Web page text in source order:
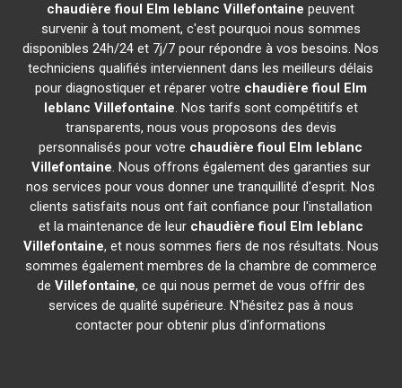
chaudière fioul Elm leblanc Villefontaine peuvent
survenir à tout moment, c'est pourquoi nous sommes
disponibles 24h/24 et 7j/7 pour répondre à vos besoins. Nos
techniciens qualifiés interviennent dans les meilleurs délais
pour diagnostiquer et réparer votre chaudière fioul Elm
leblanc Villefontaine. Nos tarifs sont compétitifs et
transparents, nous vous proposons des devis
personnalisés pour votre chaudière fioul Elm leblanc
Villefontaine. Nous offrons également des garanties sur
nos services pour vous donner une tranquillité d'esprit. Nos
clients satisfaits nous ont fait confiance pour l'installation
et la maintenance de leur chaudière fioul Elm leblanc
Villefontaine, et nous sommes fiers de nos résultats. Nous
sommes également membres de la chambre de commerce
de Villefontaine, ce qui nous permet de vous offrir des
services de qualité supérieure. N'hésitez pas à nous
contacter pour obtenir plus d'informations